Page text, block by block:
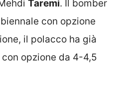
Taremi. Il bomber
con opzione
il polacco ha già
opzione da 4-4,5